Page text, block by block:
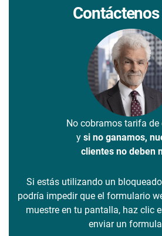
No cobramos tarifa de
y si no ganamos,
clientes no deben
Si estás utilizando un
podría impedir que el formulario
muestre en tu pantalla, haz clic
enviar un